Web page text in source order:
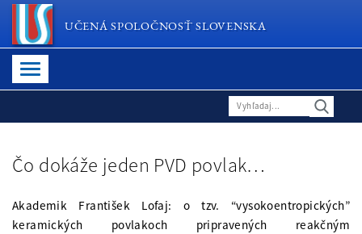
UČENÁ SPOLOČNOSŤ SLOVENSKA
Čo dokáže jeden PVD povlak…
Akademik František Lofaj: o tzv. “vysokoentropických”
keramických povlakoch pripravených reakčným